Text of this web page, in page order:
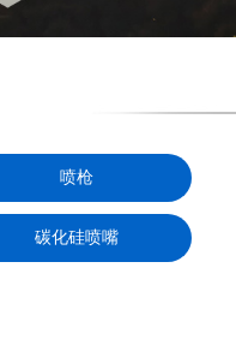
喷枪
碳化硅喷嘴